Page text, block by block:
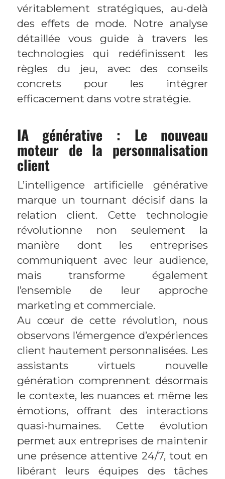
véritablement stratégiques, au-delà
des effets de mode. Notre analyse
détaillée vous guide à travers les
technologies qui redéfinissent les
règles du jeu, avec des conseils
concrets pour les intégrer
efficacement dans votre stratégie.
IA générative : Le nouveau
moteur de la personnalisation
client
L’intelligence artificielle générative
marque un tournant décisif dans la
relation client. Cette technologie
révolutionne non seulement la
manière dont les entreprises
communiquent avec leur audience,
mais transforme également
l’ensemble de leur approche
marketing et commerciale.
Au cœur de cette révolution, nous
observons l’émergence d’expériences
client hautement personnalisées. Les
assistants virtuels nouvelle
génération comprennent désormais
le contexte, les nuances et même les
émotions, offrant des interactions
quasi-humaines. Cette évolution
permet aux entreprises de maintenir
une présence attentive 24/7, tout en
libérant leurs équipes des tâches